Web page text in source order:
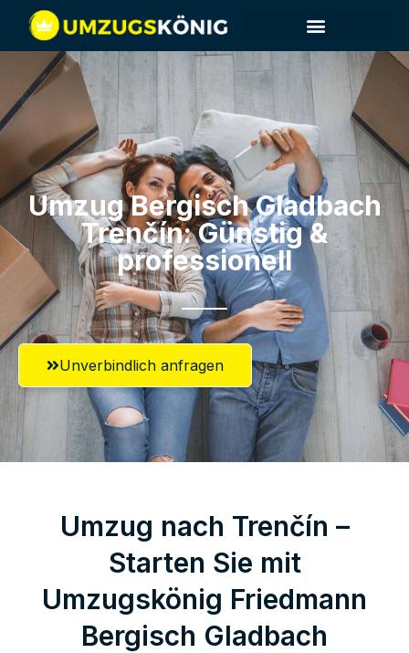
Umzug Bergisch Gladbach​
Trenčín: Günstig &
professionell​
Unverbindlich anfragen
Umzug nach Trenčín –
Starten Sie mit
Umzugskönig Friedmann
Bergisch Gladbach